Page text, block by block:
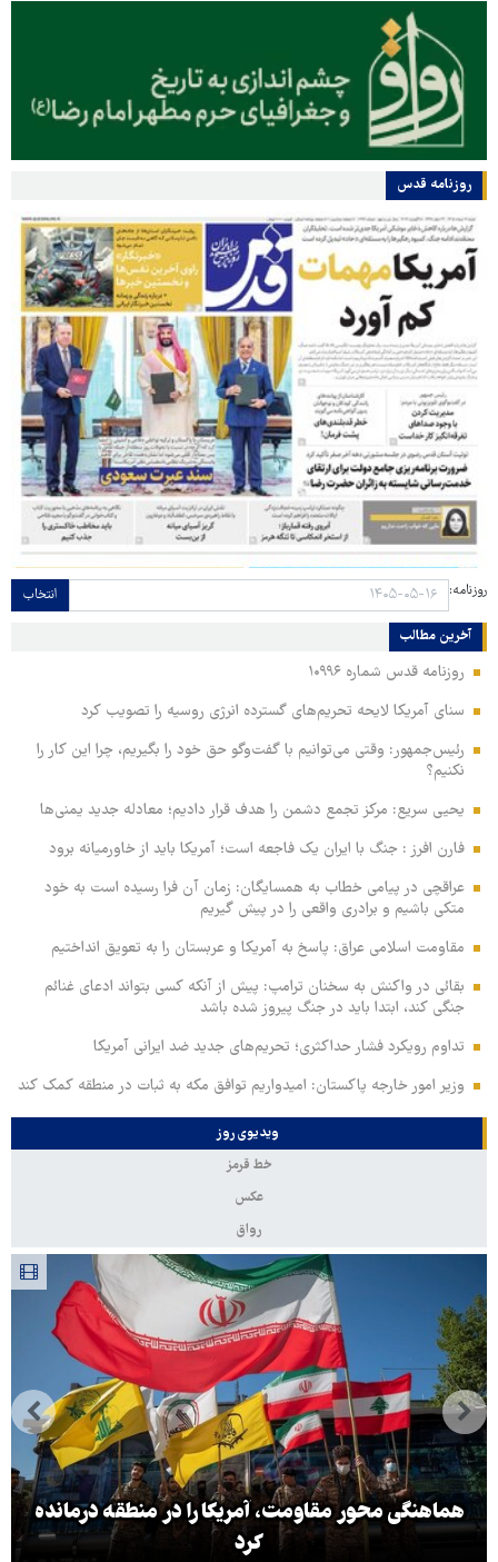
روزنامه قدس
روزنامه: انتخاب
آخرین مطالب
روزنامه قدس شماره ۱۰۹۹۶
سنای آمریکا لایحه تحریم‌های گسترده انرژی روسیه را تصویب کرد
رئیس‌جمهور: وقتی می‌توانیم با گفت‌وگو حق خود را بگیریم، چرا این کار را
نکنیم؟
یحیی سریع: مرکز تجمع دشمن را هدف قرار دادیم؛ معادله جدید یمنی‌ها
فارن افرز : جنگ با ایران یک فاجعه است؛ آمریکا باید از خاورمیانه برود
عراقچی در پیامی خطاب به همسایگان: زمان آن فرا رسیده است به خود
متکی باشیم و برادری واقعی را در پیش گیریم
مقاومت اسلامی عراق: پاسخ به آمریکا و عربستان را به تعویق انداختیم
بقائی در واکنش به سخنان ترامپ: پیش از آنکه کسی بتواند ادعای غنائم
جنگی کند، ابتدا باید در جنگ پیروز شده باشد
تداوم رویکرد فشار حداکثری؛ تحریم‌های جدید ضد ایرانی آمریکا
وزیر امور خارجه پاکستان: امیدواریم توافق مکه به ثبات در منطقه کمک کند
ویدیوی روز
خط قرمز
عکس
رواق
هماهنگی محور مقاومت، آمریکا را در منطقه درمانده
کرد